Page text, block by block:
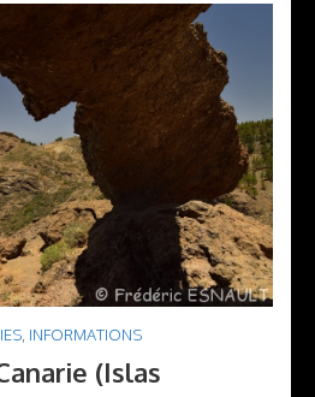
, INFORMATIONS
(Islas